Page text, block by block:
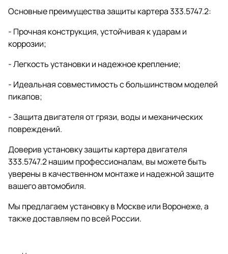
Основные преимущества защиты картера 333.5747.2:
- Прочная конструкция, устойчивая к ударам и
коррозии;
- Легкость установки и надежное крепление;
- Идеальная совместимость с большинством моделей
пикапов;
- Защита двигателя от грязи, воды и механических
повреждений.
Доверив установку защиты картера двигателя
333.5747.2 нашим профессионалам, вы можете быть
уверены в качественном монтаже и надежной защите
вашего автомобиля.
Мы предлагаем установку в Москве или Воронеже, а
также доставляем по всей России.